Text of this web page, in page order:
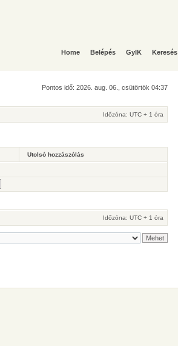
Home Belépés GyIK Keresés
Pontos idő: 2026. aug. 06., csütörtök 04:37
Időzóna: UTC + 1 óra
Utolsó hozzászólás
Időzóna: UTC + 1 óra